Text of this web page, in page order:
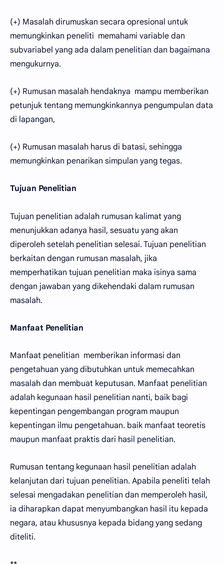
(+) Masalah dirumuskan secara opresional untuk
memungkinkan peneliti memahami variable dan
subvariabel yang ada dalam penelitian dan bagaimana
mengukurnya.
(+) Rumusan masalah hendaknya mampu memberikan
petunjuk tentang memungkinkannya pengumpulan data
di lapangan,
(+) Rumusan masalah harus di batasi, sehingga
memungkinkan penarikan simpulan yang tegas.
Tujuan Penelitian
Tujuan penelitian adalah rumusan kalimat yang
menunjukkan adanya hasil, sesuatu yang akan
diperoleh setelah penelitian selesai. Tujuan penelitian
berkaitan dengan rumusan masalah, jika
memperhatikan tujuan penelitian maka isinya sama
dengan jawaban yang dikehendaki dalam rumusan
masalah.
Manfaat Penelitian
Manfaat penelitian memberikan informasi dan
pengetahuan yang dibutuhkan untuk memecahkan
masalah dan membuat keputusan. Manfaat penelitian
adalah kegunaan hasil penelitian nanti, baik bagi
kepentingan pengembangan program maupun
kepentingan ilmu pengetahuan. baik manfaat teoretis
maupun manfaat praktis dari hasil penelitian.
Rumusan tentang kegunaan hasil penelitian adalah
kelanjutan dari tujuan penelitian. Apabila peneliti telah
selesai mengadakan penelitian dan memperoleh hasil,
ia diharapkan dapat menyumbangkan hasil itu kepada
negara, atau khususnya kepada bidang yang sedang
diteliti.